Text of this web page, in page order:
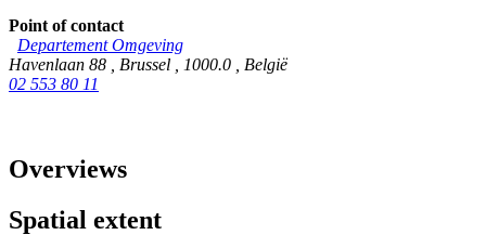
Point of contact
Departement Omgeving
Havenlaan 88
Brussel 1000.0
België
02 553 80 11
Overviews
Spatial extent